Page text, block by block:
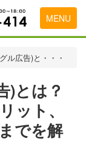
MENU
ル広告)と・・・
)とは？
ット、
でを解